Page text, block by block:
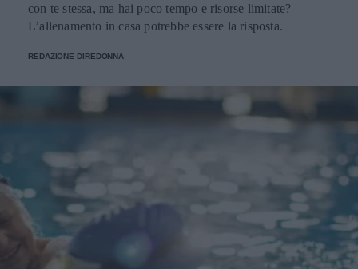
con te stessa, ma hai poco tempo e risorse limitate?
L’allenamento in casa potrebbe essere la risposta.
REDAZIONE DIREDONNA